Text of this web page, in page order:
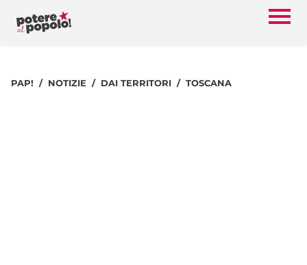
PAP! NOTIZIE DAI TERRITORI TOSCANA